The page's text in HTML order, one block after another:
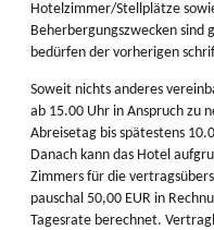
Hotelzimmer/Stellplätze
Beherbergungszwecken
bedürfen der vorherigen
Soweit nichts anderes
ab 15.00 Uhr in Anspruch zu
Abreisetag bis spätestens
Danach kann das Hotel
Zimmers für die
pauschal 50,00 EUR in
Tagesrate berechnet.